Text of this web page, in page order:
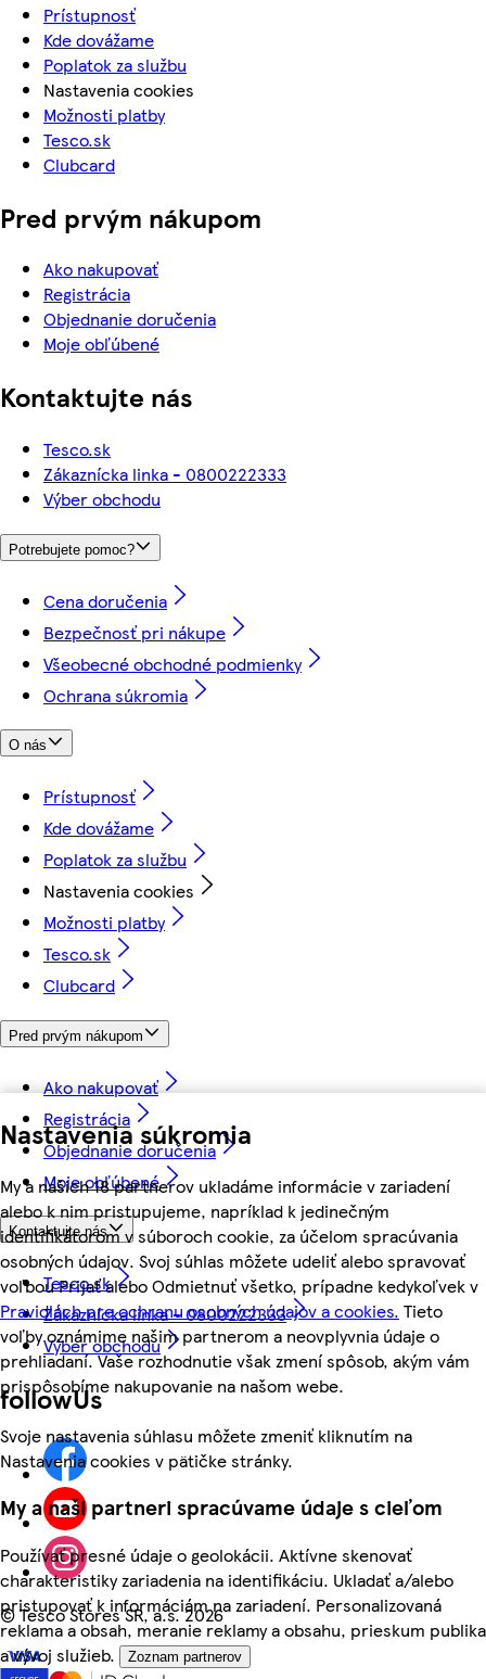
Nastavenia súkromia
My a našich 18 partnerov ukladáme informácie v zariadení
alebo k nim pristupujeme, napríklad k jedinečným
identifikátorom v súboroch cookie, za účelom spracúvania
osobných údajov. Svoj súhlas môžete udeliť alebo spravovať
voľbou Prijať alebo Odmietnuť všetko, prípadne kedykoľvek v
Pravidlách pre ochranu osobných údajov a cookies. Tieto
voľby oznámime našim partnerom a neovplyvnia údaje o
prehliadaní. Vaše rozhodnutie však zmení spôsob, akým vám
prispôsobíme nakupovanie na našom webe.
Svoje nastavenia súhlasu môžete zmeniť kliknutím na
Nastavenia cookies v pätičke stránky.
My a naši partneri spracúvame údaje s cieľom
Používať presné údaje o geolokácii. Aktívne skenovať
charakteristiky zariadenia na identifikáciu. Ukladať a/alebo
pristupovať k informáciám na zariadení. Personalizovaná
reklama a obsah, meranie reklamy a obsahu, prieskum publika
a vývoj služieb.
Zoznam partnerov
Prístupnosť
Kde dovážame
Poplatok za službu
Nastavenia cookies
Možnosti platby
Tesco.sk
Clubcard
Pred prvým nákupom
Ako nakupovať
Registrácia
Objednanie doručenia
Moje obľúbené
Kontaktujte nás
Tesco.sk
Zákaznícka linka - 0800222333
Výber obchodu
Potrebujete pomoc?
Cena doručenia
Bezpečnosť pri nákupe
Všeobecné obchodné podmienky
Ochrana súkromia
O nás
Prístupnosť
Kde dovážame
Poplatok za službu
Nastavenia cookies
Možnosti platby
Tesco.sk
Clubcard
Pred prvým nákupom
Ako nakupovať
Registrácia
Objednanie doručenia
Moje obľúbené
Kontaktujte nás
Tesco.sk
Zákaznícka linka - 0800222333
Výber obchodu
followUs
©Tesco Stores SR, a.s. 2026